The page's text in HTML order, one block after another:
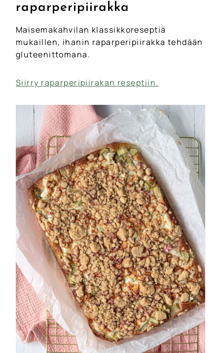
raparperipiirakka
Maisemakahvilan klassikkoreseptiä
mukaillen, ihanin raparperipiirakka tehdään
gluteenittomana.
Siirry raparperipiirakan reseptiin.